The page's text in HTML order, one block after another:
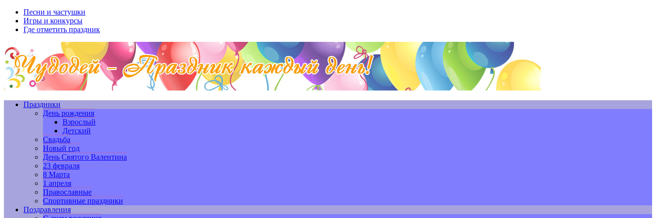
Песни и частушки
Игры и конкурсы
Где отметить праздник
Праздники
День рождения
Взрослый
Детский
Свадьба
Новый год
День Святого Валентина
23 февраля
8 Марта
1 апреля
Православные
Спортивные праздники
Поздравления